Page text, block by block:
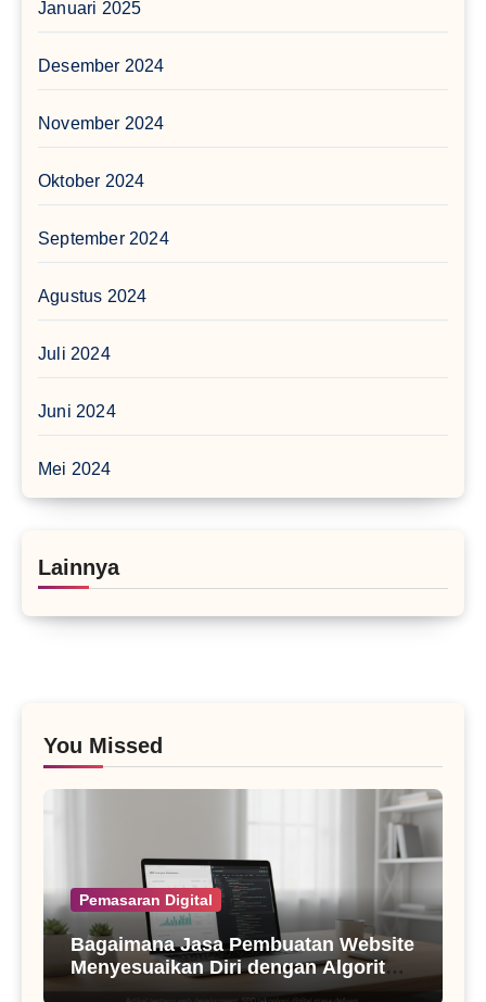
Januari 2025
Desember 2024
November 2024
Oktober 2024
September 2024
Agustus 2024
Juli 2024
Juni 2024
Mei 2024
Lainnya
You Missed
Pemasaran Digital
Bagaimana Jasa Pembuatan Website
Menyesuaikan Diri dengan Algoritma
SEO Masa Kini